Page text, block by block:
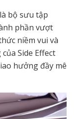
bộ sưu tập
phần vượt
niềm vui và
Side Effect
hưởng đầy mê